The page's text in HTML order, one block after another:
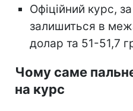
Офіційний курс,
залишиться в
долар та 51-51,7
Чому саме
на курс